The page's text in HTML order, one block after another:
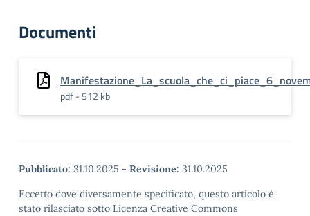
Documenti
pdf - 512 kb
Pubblicato: 31.10.2025 - Revisione: 31.10.2025
Eccetto dove diversamente specificato, questo articolo è
stato rilasciato sotto Licenza Creative Commons